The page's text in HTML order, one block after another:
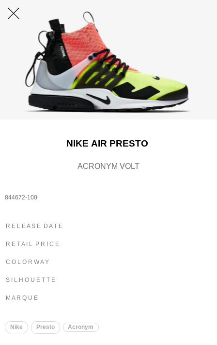
NIKE AIR PRESTO
ACRONYM VOLT
844672-100
R E L E A S E D A T E
R E T A I L P R I C E
C O L O R W A Y
S I L H O U E T T E
M A R Q U E
Nike Presto Acronym